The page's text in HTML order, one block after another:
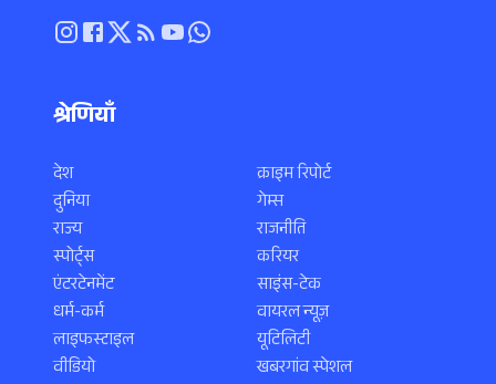
श्रेणियाँ
देश
दुनिया
राज्य
स्पोर्ट्स
एंटरटेनमेंट
धर्म-कर्म
लाइफस्टाइल
वीडियो
क्राइम रिपोर्ट
गेम्स
राजनीति
करियर
साइंस-टेक
वायरल न्यूज़
यूटिलिटी
खबरगांव स्पेशल